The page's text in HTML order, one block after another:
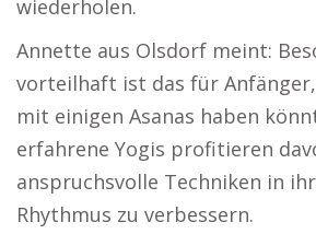
wiederholen.
Annette aus Olsdorf meint:
vorteilhaft ist das für
mit einigen Asanas haben
erfahrene Yogis profitieren
anspruchsvolle Techniken in
Rhythmus zu verbessern.